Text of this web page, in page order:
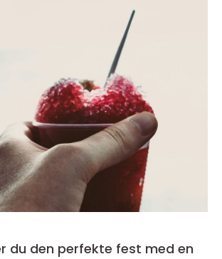
du den perfekte fest med en